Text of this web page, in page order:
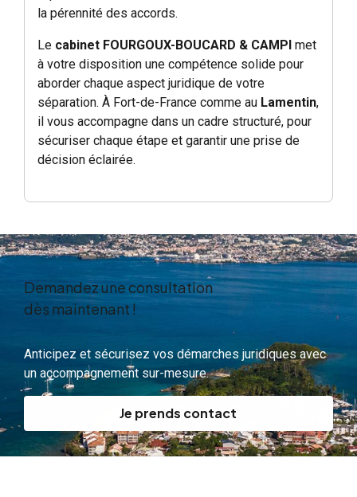
la pérennité des accords.
Le cabinet FOURGOUX-BOUCARD & CAMPImet
à votre disposition une compétence solide pour
aborder chaque aspect juridique de votre
séparation. À Fort-de-France comme au Lamentin,
il vous accompagne dans un cadre structuré, pour
sécuriser chaque étape et garantir une prise de
décision éclairée.
Demandez une consultation
dès maintenant !
Anticipez et sécurisez vos démarches juridiques avec
un accompagnement sur-mesure.
Je prends contact